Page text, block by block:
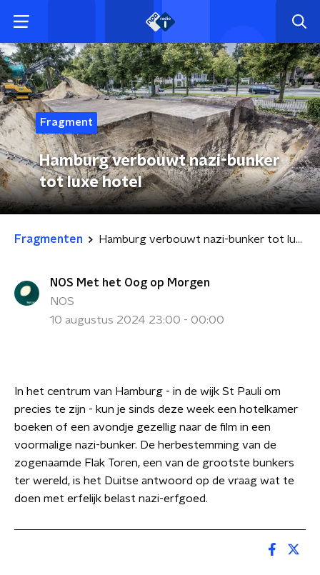
Fragment
Hamburg verbouwt nazi-bunker
tot luxe hotel
Fragmenten Hamburg verbouwt nazi-bunker tot luxe hotel
NOS Met het Oog op Morgen
NOS
10 augustus 2024 23:00 - 00:00
In het centrum van Hamburg - in de wijk St Pauli om
precies te zijn - kun je sinds deze week een hotelkamer
boeken of een avondje gezellig naar de film in een
voormalige nazi-bunker. De herbestemming van de
zogenaamde Flak Toren, een van de grootste bunkers
ter wereld, is het Duitse antwoord op de vraag wat te
doen met erfelijk belast nazi-erfgoed.